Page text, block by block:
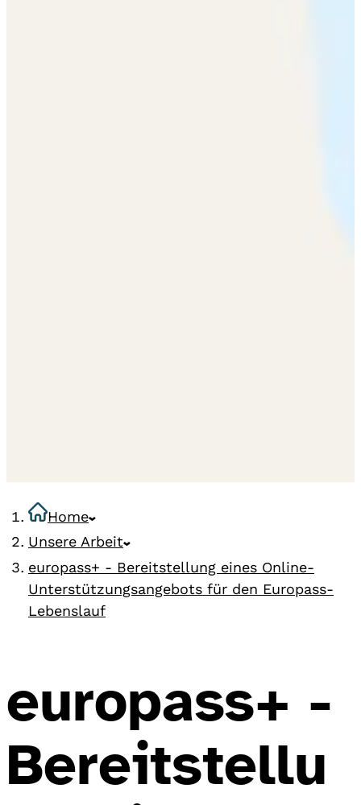
Home
Unsere Arbeit
europass+ - Bereitstellung eines Online-
Unterstützungsangebots für den Europass-
Lebenslauf
europass+ -
Bereitstellu